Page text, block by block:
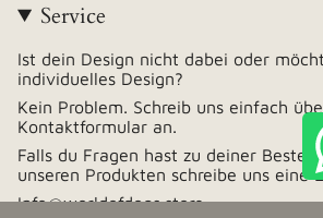
Service
Ist dein Design nicht dabei oder
individuelles Design?
Kein Problem. Schreib uns einfach
Kontaktformular an.
Falls du Fragen hast zu deiner
unseren Produkten schreibe uns eine
Info@worldofdogs.store